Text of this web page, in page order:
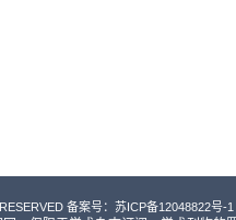
备案号： 苏ICP备12048822号-1